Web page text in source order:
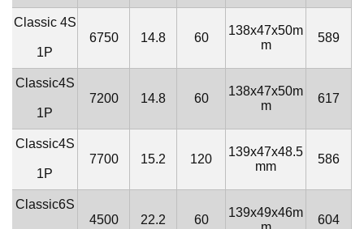
Classic 4S
1P
6750 14.8 60
138x47x50m
m
589
Classic4S
1P
7200 14.8 60
138x47x50m
m
617
Classic4S
1P
7700 15.2 120
139x47x48.5
mm
586
Classic6S
4500 22.2 60
139x49x46m
604